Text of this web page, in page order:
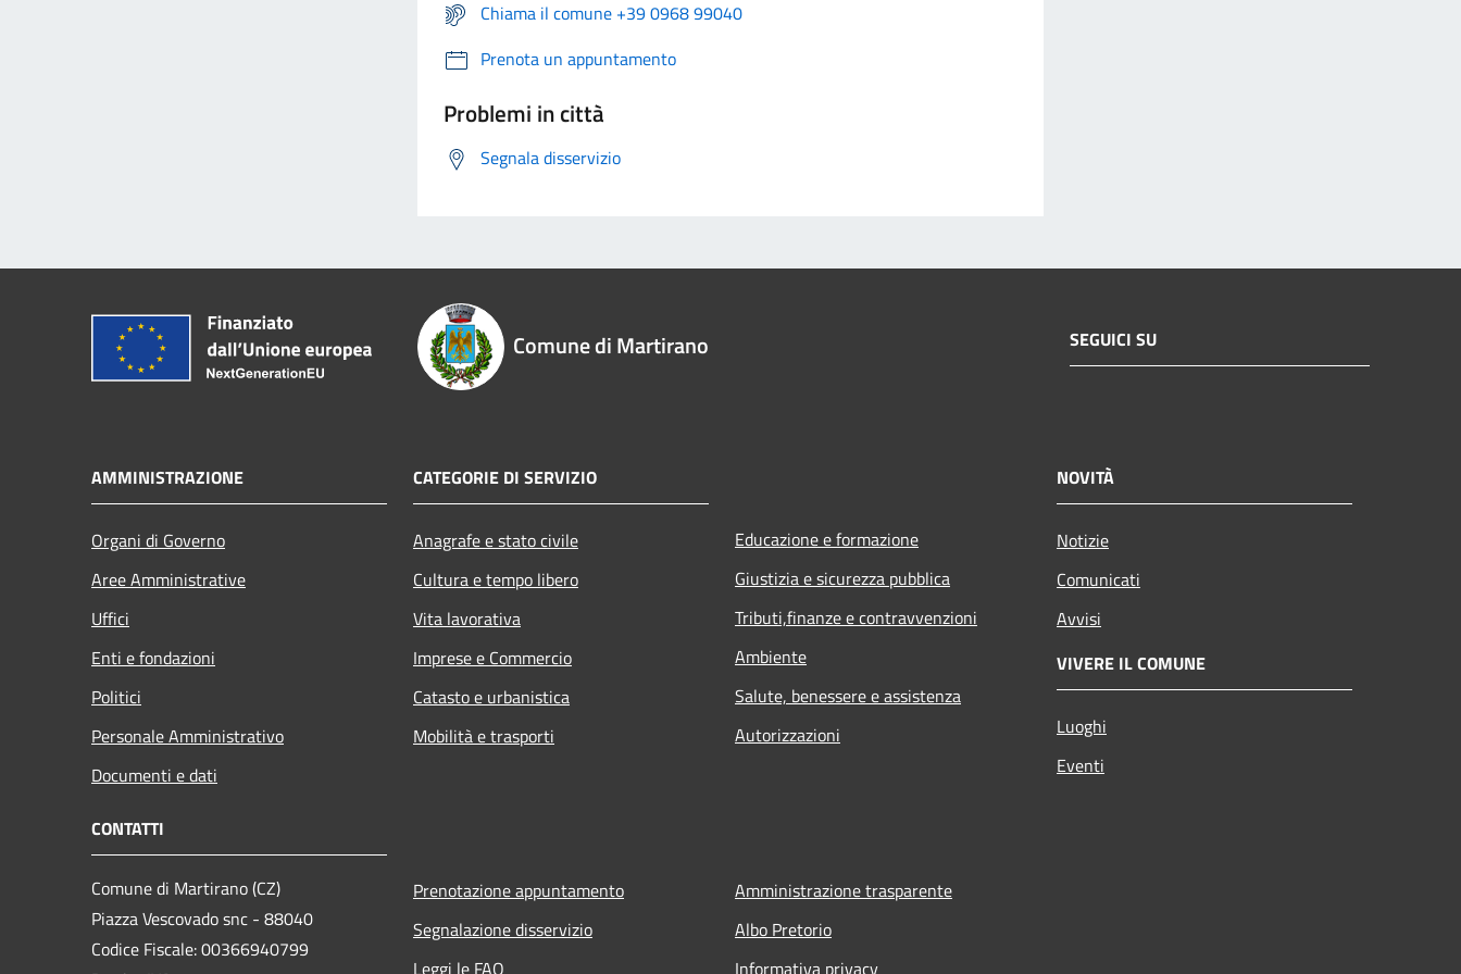
Chiama il comune +39 0968 99040
Prenota un appuntamento
Problemi in città
Segnala disservizio
Comune di Martirano SEGUICI SU
AMMINISTRAZIONE
Organi di Governo
Aree Amministrative
Uffici
Enti e fondazioni
Politici
Personale Amministrativo
Documenti e dati
CATEGORIE DI SERVIZIO
Anagrafe e stato civile
Cultura e tempo libero
Vita lavorativa
Imprese e Commercio
Catasto e urbanistica
Mobilità e trasporti
Educazione e formazione
Giustizia e sicurezza pubblica
Tributi,finanze e contravvenzioni
Ambiente
Salute, benessere e assistenza
Autorizzazioni
NOVITÀ
Notizie
Comunicati
Avvisi
VIVERE IL COMUNE
Luoghi
Eventi
CONTATTI
Comune di Martirano (CZ)
Piazza Vescovado snc - 88040
Codice Fiscale: 00366940799
Prenotazione appuntamento
Segnalazione disservizio
Leggi le FAQ
Amministrazione trasparente
Albo Pretorio
Informativa privacy